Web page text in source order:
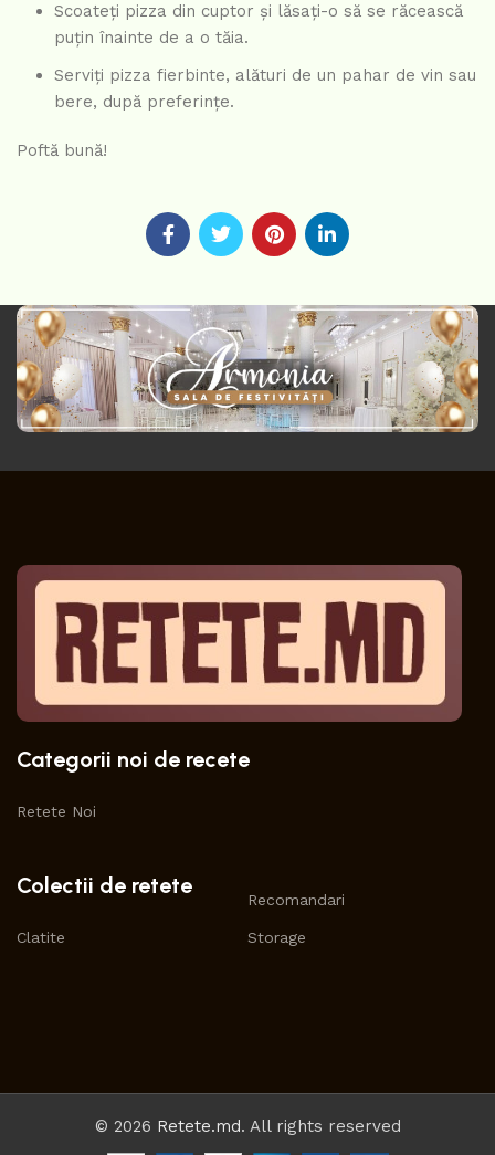
Scoateți pizza din cuptor și lăsați-o să se răcească
puțin înainte de a o tăia.
Serviți pizza fierbinte, alături de un pahar de vin sau
bere, după preferințe.
Poftă bună!
Categorii noi de recete
Retete Noi
Colectii de retete
Clatite
Recomandari
Storage
© 2026 Retete.md. All rights reserved